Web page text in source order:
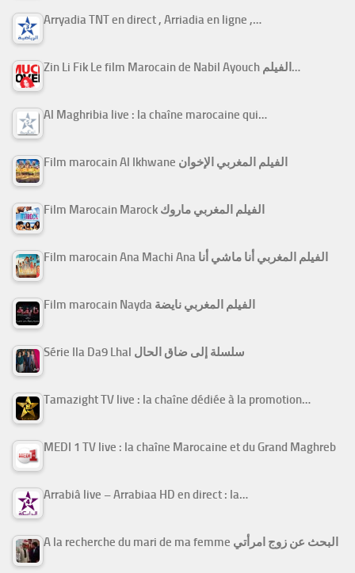
Arryadia TNT en direct , Arriadia en ligne ,…
Zin Li Fik Le film Marocain de Nabil Ayouch الفيلم…
Al Maghribia live : la chaîne marocaine qui…
Film marocain Al Ikhwane الفيلم المغربي الإخوان
Film Marocain Marock الفيلم المغربي ماروك
Film marocain Ana Machi Ana الفيلم المغربي أنا ماشي أنا
Film marocain Nayda الفيلم المغربي نايضة
Série Ila Da9 Lhal سلسلة إلى ضاق الحال
Tamazight TV live : la chaîne dédiée à la promotion…
MEDI 1 TV live : la chaîne Marocaine et du Grand Maghreb
Arrabiâ live – Arrabiaa HD en direct : la…
A la recherche du mari de ma femme البحث عن زوج امرأتي